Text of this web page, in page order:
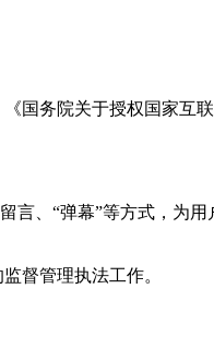
国务院关于授权国家互
言、“弹幕”等方式，为
督管理执法工作。